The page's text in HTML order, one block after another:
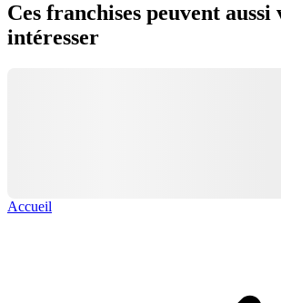
Ces franchises peuvent aussi
intéresser
Accueil